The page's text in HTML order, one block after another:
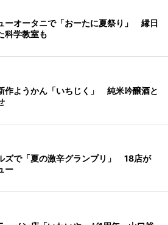
ーオータニで「おーたに夏祭り」 縁日
科学教室も
作ようかん「いちじく」 純米吟醸酒と
ズで「夏の激辛グランプリ」 18店が
ー